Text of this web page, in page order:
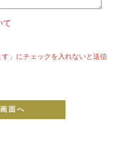
て
」にチェックを入れないと送信